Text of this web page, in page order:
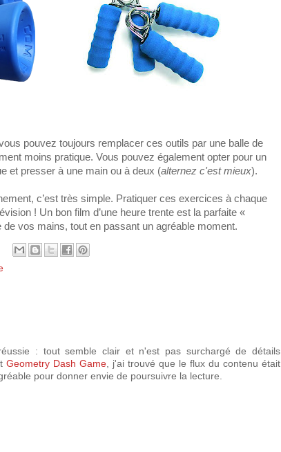
pouvez toujours remplacer ces outils par une balle de
moins pratique. Vous pouvez également opter pour un
et presser à une main ou à deux (alternez c'est mieux).
c’est très simple. Pratiquer ces exercices à chaque
! Un bon film d’une heure trente est la parfaite «
de vos mains, tout en passant un agréable moment.
: tout semble clair et n'est pas surchargé de détails
Geometry Dash Game, j'ai trouvé que le flux du contenu était
pour donner envie de poursuivre la lecture.